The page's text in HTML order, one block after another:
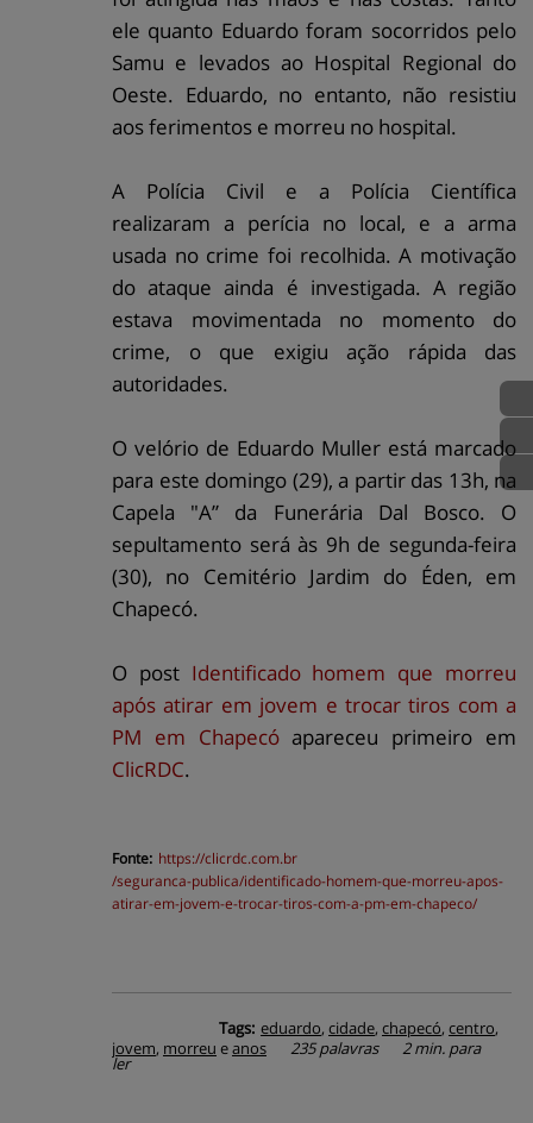
ele quanto Eduardo foram socorridos pelo
Samu e levados ao Hospital Regional do
Oeste. Eduardo, no entanto, não resistiu
aos ferimentos e morreu no hospital.
A Polícia Civil e a Polícia Científica
realizaram a perícia no local, e a arma
usada no crime foi recolhida. A motivação
do ataque ainda é investigada. A região
estava movimentada no momento do
crime, o que exigiu ação rápida das
autoridades.
O velório de Eduardo Muller está marcado
para este domingo (29), a partir das 13h, na
Capela "A” da Funerária Dal Bosco. O
sepultamento será às 9h de segunda-feira
(30), no Cemitério Jardim do Éden, em
Chapecó.
O post Identificado homem que morreu
após atirar em jovem e trocar tiros com a
PM em Chapecóapareceu primeiro em
ClicRDC.
Fonte: https://clicrdc.com.br
/seguranca-publica/identificado-homem-que-morreu-apos-
atirar-em-jovem-e-trocar-tiros-com-a-pm-em-chapeco/
Tags: eduardo, cidade, chapecó, centro,
jovem, morreu eanos 235 palavras 2 min. para
ler